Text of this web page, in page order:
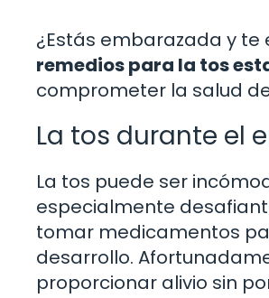
¿Estás embarazada y
remedios para la tos
comprometer la salud
La tos durante el
La tos puede ser
especialmente
tomar medicamentos
desarrollo.
proporcionar alivio sin